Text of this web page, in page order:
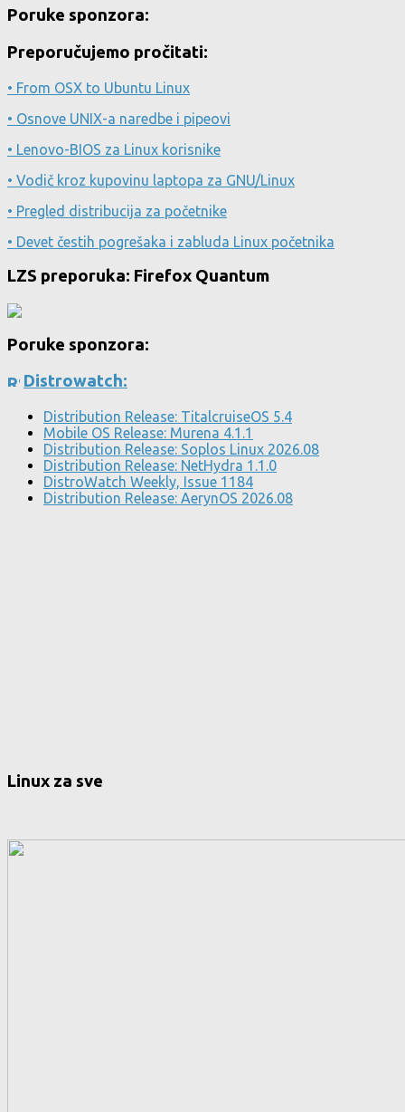
Poruke sponzora:
Preporučujemo pročitati:
• From OSX to Ubuntu Linux
• Osnove UNIX-a naredbe i pipeovi
• Lenovo-BIOS za Linux korisnike
• Vodič kroz kupovinu laptopa za GNU/Linux
• Pregled distribucija za početnike
• Devet čestih pogrešaka i zabluda Linux početnika
LZS preporuka: Firefox Quantum
Poruke sponzora:
Distrowatch:
Distribution Release: TitalcruiseOS 5.4
Mobile OS Release: Murena 4.1.1
Distribution Release: Soplos Linux 2026.08
Distribution Release: NetHydra 1.1.0
DistroWatch Weekly, Issue 1184
Distribution Release: AerynOS 2026.08
Linux za sve